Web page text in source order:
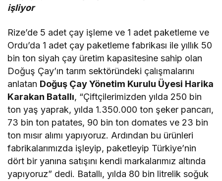
işliyor
Rize’de 5 adet çay işleme ve 1 adet paketleme ve
Ordu’da 1 adet çay paketleme fabrikası ile yıllık 50
bin ton siyah çay üretim kapasitesine sahip olan
Doğuş Çay’ın tarım sektöründeki çalışmalarını
anlatan Doğuş Çay Yönetim Kurulu Üyesi Harika
Karakan Batallı, “Çiftçilerimizden yılda 250 bin
ton yaş yaprak, yılda 1.350.000 ton şeker pancarı,
73 bin ton patates, 90 bin ton domates ve 23 bin
ton mısır alımı yapıyoruz. Ardından bu ürünleri
fabrikalarımızda işleyip, paketleyip Türkiye’nin
dört bir yanına satışını kendi markalarımız altında
yapıyoruz” dedi. Batallı, yılda 80 bin litrelik soğuk